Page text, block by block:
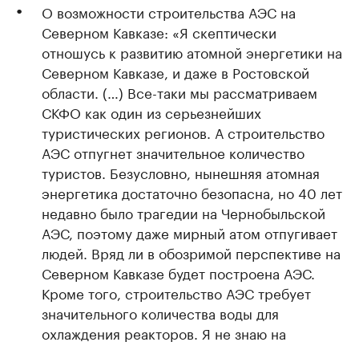
О возможности строительства АЭС на
Северном Кавказе: «Я скептически
отношусь к развитию атомной энергетики на
Северном Кавказе, и даже в Ростовской
области. (…) Все-таки мы рассматриваем
СКФО как один из серьезнейших
туристических регионов. А строительство
АЭС отпугнет значительное количество
туристов. Безусловно, нынешняя атомная
энергетика достаточно безопасна, но 40 лет
недавно было трагедии на Чернобыльской
АЭС, поэтому даже мирный атом отпугивает
людей. Вряд ли в обозримой перспективе на
Северном Кавказе будет построена АЭС.
Кроме того, строительство АЭС требует
значительного количества воды для
охлаждения реакторов. Я не знаю на